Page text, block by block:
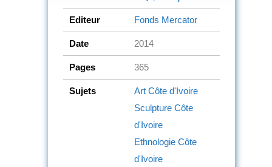
Editeur Fonds Mercator
Date 2014
Pages 365
Sujets Art Côte d'Ivoire
Sculpture Côte
d'Ivoire
Ethnologie Côte
d'Ivoire